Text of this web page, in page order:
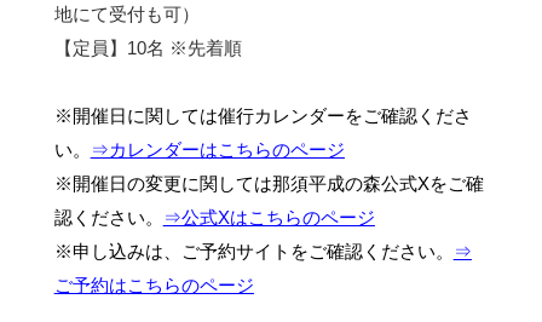
地にて受付も可）
【定員】10名 ※先着順
※開催日に関しては催行カレンダーをご確認くださ
い。
⇒カレンダーはこちらのページ
※開催日の変更に関しては那須平成の森公式Xをご確
認ください。
⇒公式Xはこちらのページ
※申し込みは、ご予約サイトをご確認ください。
⇒
ご予約はこちらのページ